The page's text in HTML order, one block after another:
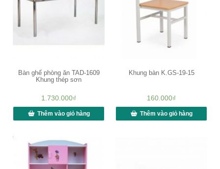
Bàn ghế phòng ăn TAD-1609
Khung thép sơn
1.730.000₫
Thêm vào giỏ hàng
Khung bàn K.GS-19-15
160.000₫
Thêm vào giỏ hàng